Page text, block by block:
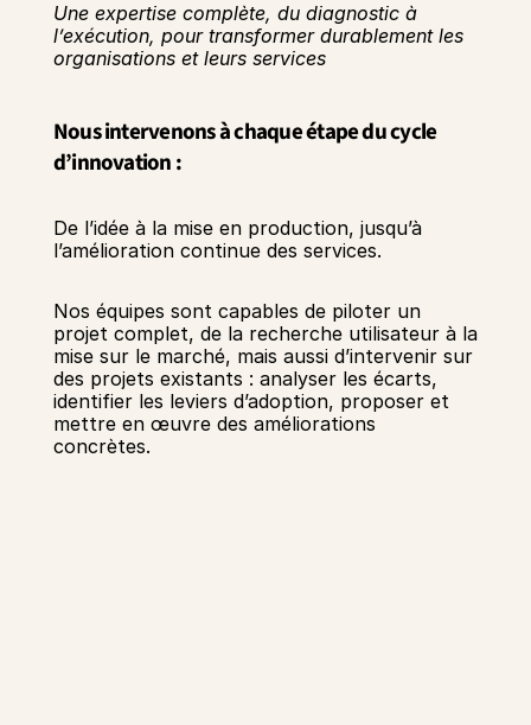
Une expertise complète, du diagnostic à
l’exécution, pour transformer durablement les
organisations et leurs services
Nous intervenons à chaque étape du cycle
d’innovation :
De l’idée à la mise en production, jusqu’à
l’amélioration continue des services.
Nos équipes sont capables de piloter un
projet complet, de la recherche utilisateur à la
mise sur le marché, mais aussi d’intervenir sur
des projets existants : analyser les écarts,
identifier les leviers d’adoption, proposer et
mettre en œuvre des améliorations
concrètes.